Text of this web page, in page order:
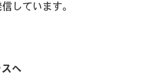
しています。
へ